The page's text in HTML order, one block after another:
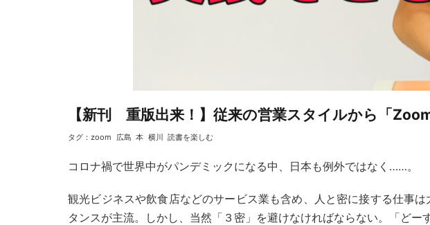
【新刊 重版出来！】従来の営業スタイルから「
タグ： zoom 広島 本 横川 読書を楽しむ
コロナ禍で世界中がパンデミックになる中、日本も例外ではなく……。
観光ビジネスや飲食店などのサービス業も含め、人と密に接する仕事
タンスが主流。しかし、当然「３密」を避けなければならない。「ど